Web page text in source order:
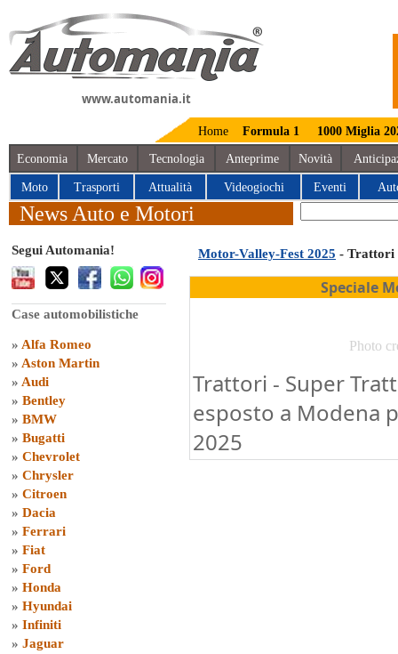
www.automania.it
Home Formula 1 1000 Miglia
Economia Mercato Tecnologia Anteprime Novità
Moto Trasporti Attualità Videogiochi Eventi
News Auto e Motori
Segui Automania!
Case automobilistiche
» Alfa Romeo
» Aston Martin
» Audi
» Bentley
» BMW
» Bugatti
» Chevrolet
» Chrysler
» Citroen
» Dacia
» Ferrari
» Fiat
» Ford
» Honda
» Hyundai
» Infiniti
» Jaguar
Motor-Valley-Fest 2025 - Trattori
Speciale
Photo
Trattori - Super
esposto a Modena
2025